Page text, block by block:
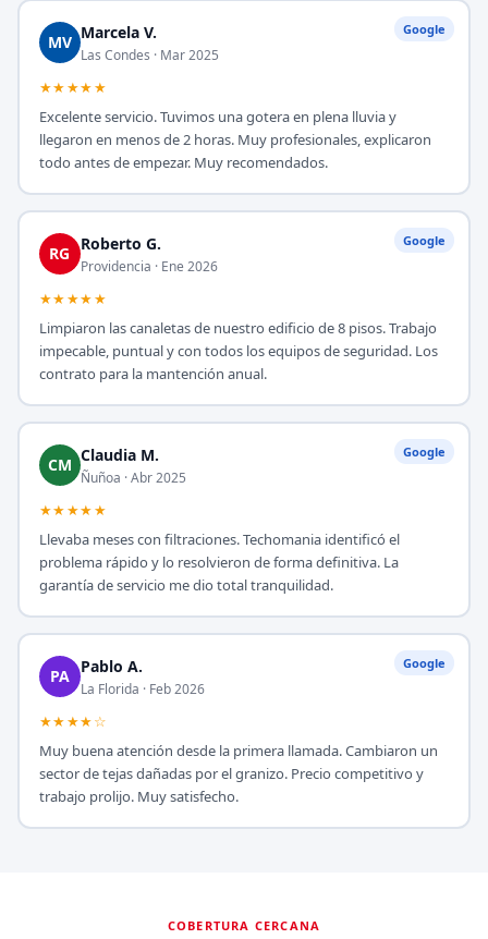
Google
MV Marcela V.
Las Condes · Mar 2025
★★★★★
Excelente servicio. Tuvimos una gotera en plena lluvia y
llegaron en menos de 2 horas. Muy profesionales, explicaron
todo antes de empezar. Muy recomendados.
Google
RG Roberto G.
Providencia · Ene 2026
★★★★★
Limpiaron las canaletas de nuestro edificio de 8 pisos. Trabajo
impecable, puntual y con todos los equipos de seguridad. Los
contrato para la mantención anual.
Google
CM Claudia M.
Ñuñoa · Abr 2025
★★★★★
Llevaba meses con filtraciones. Techomania identificó el
problema rápido y lo resolvieron de forma definitiva. La
garantía de servicio me dio total tranquilidad.
Google
PA Pablo A.
La Florida · Feb 2026
★★★★☆
Muy buena atención desde la primera llamada. Cambiaron un
sector de tejas dañadas por el granizo. Precio competitivo y
trabajo prolijo. Muy satisfecho.
COBERTURA CERCANA